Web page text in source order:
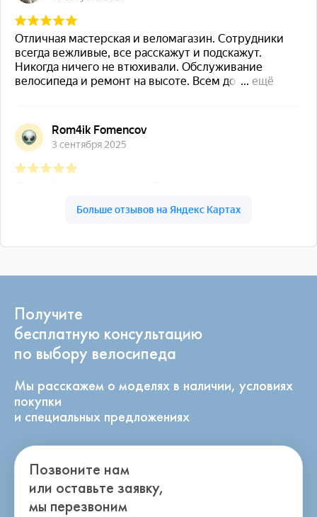
Получите
бесплатную консультацию
по выбору велосипеда
Мы расскажем о моделях в наличии, условиях
покупки
и специальных предложениях
Позвоните нам
или оставьте заявку,
мы перезвоним